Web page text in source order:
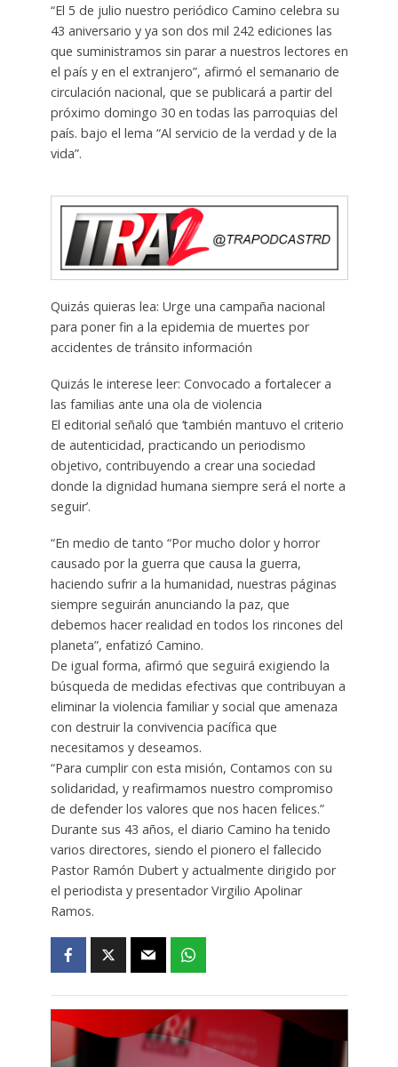
“El 5 de julio nuestro periódico Camino celebra su
43 aniversario y ya son dos mil 242 ediciones las
que suministramos sin parar a nuestros lectores en
el país y en el extranjero”, afirmó el semanario de
circulación nacional, que se publicará a partir del
próximo domingo 30 en todas las parroquias del
país. bajo el lema “Al servicio de la verdad y de la
vida”.
Quizás quieras lea: Urge una campaña nacional
para poner fin a la epidemia de muertes por
accidentes de tránsito información
Quizás le interese leer: Convocado a fortalecer a
las familias ante una ola de violencia
El editorial señaló que ‘también mantuvo el criterio
de autenticidad, practicando un periodismo
objetivo, contribuyendo a crear una sociedad
donde la dignidad humana siempre será el norte a
seguir’.
“En medio de tanto “Por mucho dolor y horror
causado por la guerra que causa la guerra,
haciendo sufrir a la humanidad, nuestras páginas
siempre seguirán anunciando la paz, que
debemos hacer realidad en todos los rincones del
planeta”, enfatizó Camino.
De igual forma, afirmó que seguirá exigiendo la
búsqueda de medidas efectivas que contribuyan a
eliminar la violencia familiar y social que amenaza
con destruir la convivencia pacífica que
necesitamos y deseamos.
“Para cumplir con esta misión, Contamos con su
solidaridad, y reafirmamos nuestro compromiso
de defender los valores que nos hacen felices.”
Durante sus 43 años, el diario Camino ha tenido
varios directores, siendo el pionero el fallecido
Pastor Ramón Dubert y actualmente dirigido por
el periodista y presentador Virgilio Apolinar
Ramos.